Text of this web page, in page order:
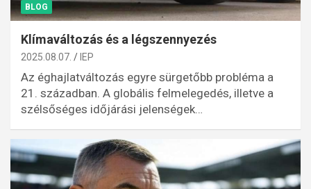
BLOG
Klímaváltozás és a légszennyezés
2025.08.07. IEP
Az éghajlatváltozás egyre sürgetőbb probléma a
21. században. A globális felmelegedés, illetve a
szélsőséges időjárási jelenségek…